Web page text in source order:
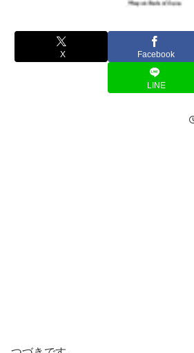
X Facebook
LINE